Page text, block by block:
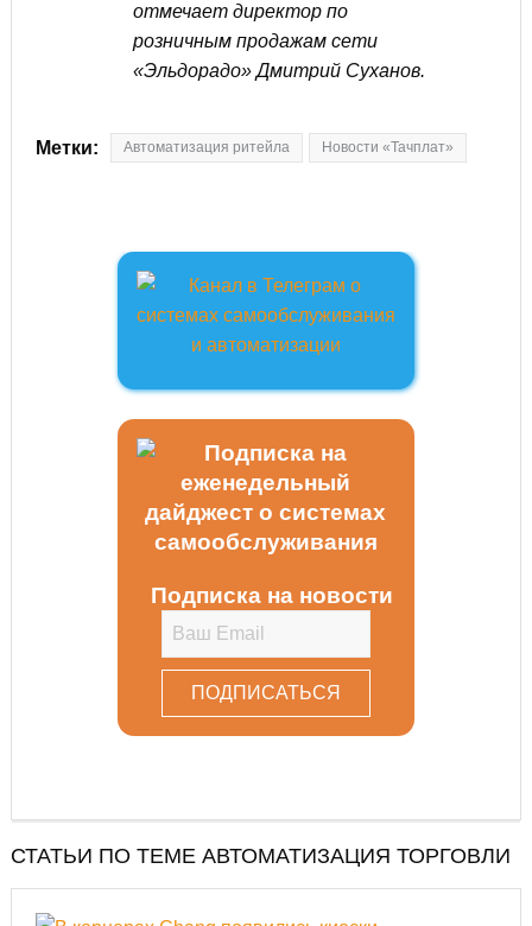
отмечает директор по
розничным продажам сети
«Эльдорадо» Дмитрий Суханов.
Метки: Автоматизация ритейла Новости «Тачплат»
Подписка на новости
СТАТЬИ ПО ТЕМЕ АВТОМАТИЗАЦИЯ ТОРГОВЛИ